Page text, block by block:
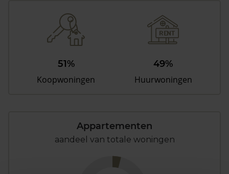
51%
Koopwoningen
49%
Huurwoningen
Appartementen
aandeel van totale woningen